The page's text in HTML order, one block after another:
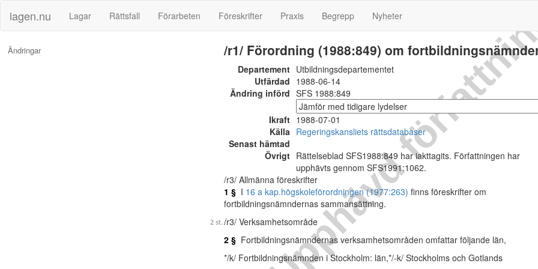
lagen.nu Lagar Rättsfall Förarbeten Föreskrifter Praxis Begrepp Nyheter
Ändringar Upphävd
/r1/ Förordning (1988:849) om
Departement Utbildningsdepartementet
Utfärdad 1988-06-14
Ändring införd SFS 1988:849
Ikraft 1988-07-01
Källa Regeringskansliets rättsdatabaser
Senast hämtad
Övrigt Rättelseblad SFS1988:849 har iakttagits. Författningen har
upphävts gennom SFS1991:1062.
/r3/ Allmänna föreskrifter
1 § I 16 a kap.högskoleförordningen (1977:263) finns föreskrifter om
fortbildningsnämndernas sammansättning.
/r3/ Verksamhetsområde
2 § Fortbildningsnämndernas verksamhetsområden omfattar följande län,
*/k/ Fortbildningsnämnden i Stockholm: län,*/-k/ Stockholms och Gotlands